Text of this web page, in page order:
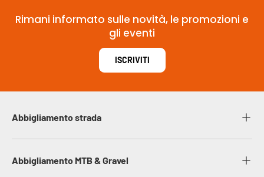
Rimani informato sulle novità, le promozioni e
gli eventi
ISCRIVITI
Abbigliamento strada
Abbigliamento MTB & Gravel